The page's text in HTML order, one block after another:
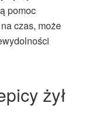
pomoc
czas, może
żył